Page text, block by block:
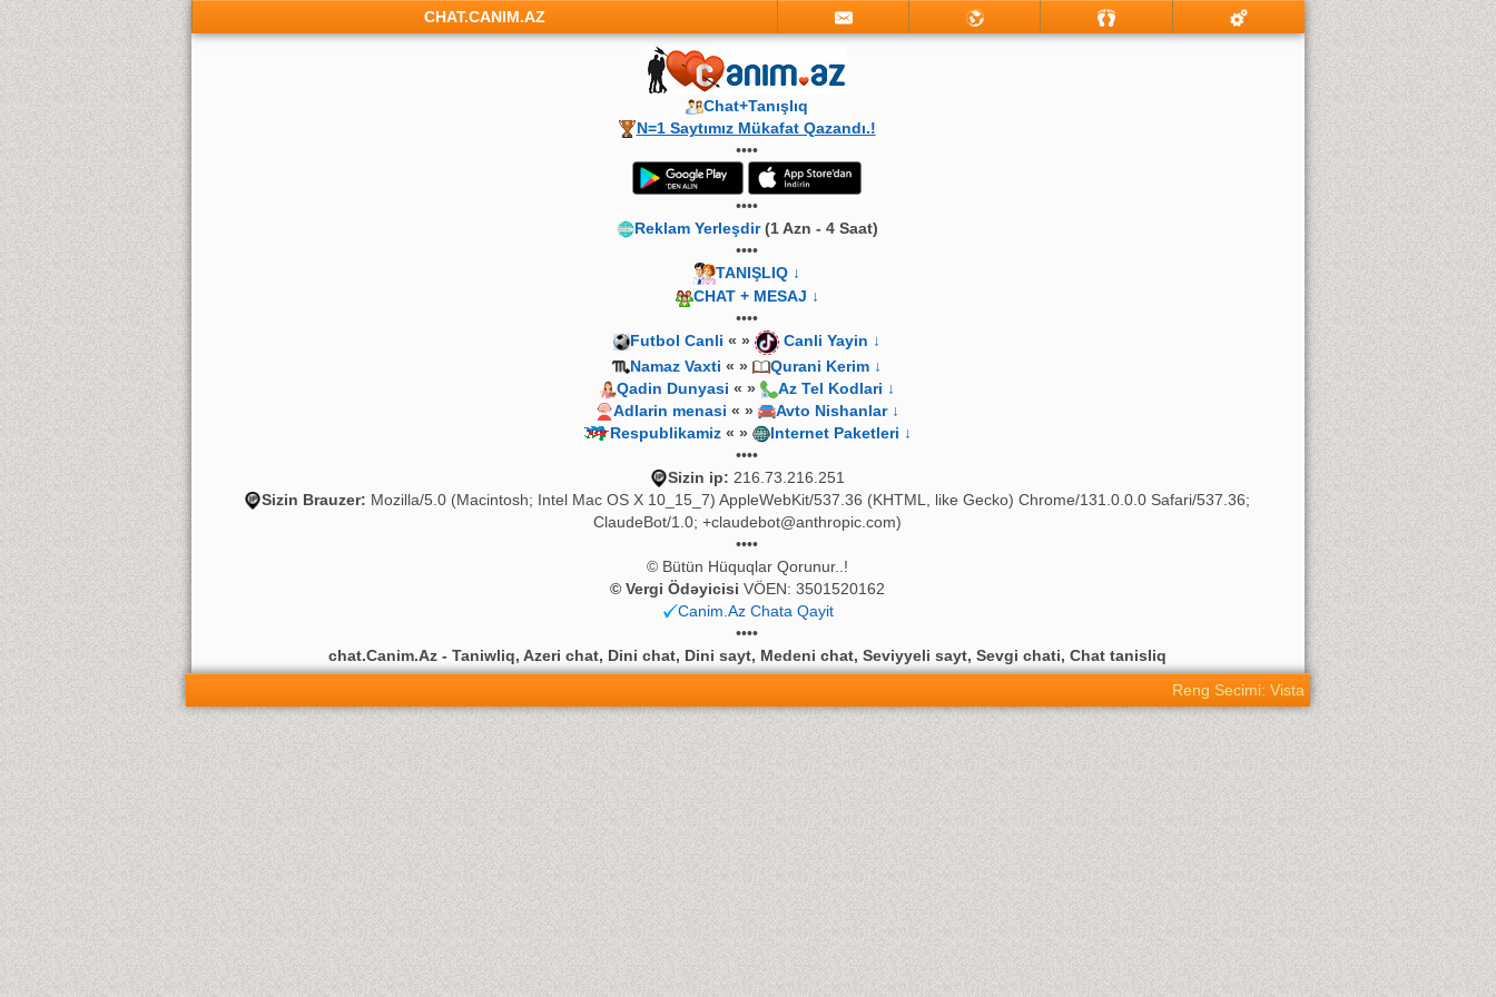
CHAT.CANIM.AZ
Chat+Tanışlıq
N=1 Saytımız Mükafat Qazandı.!
••••
••••
Reklam Yerleşdir(1 Azn - 4 Saat)
••••
TANIŞLIQ ↓
CHAT + MESAJ ↓
••••
Futbol Canli « »
Canli Yayin ↓
Namaz Vaxti « »
Qurani Kerim ↓
Qadin Dunyasi « »
Az Tel Kodlari ↓
Adlarin menasi « »
Avto Nishanlar ↓
Respublikamiz« »
Internet Paketleri ↓
••••
Sizin ip: 216.73.216.251
Sizin Brauzer: Mozilla/5.0 (Macintosh; Intel Mac OS X 10_15_7) AppleWebKit/537.36 (KHTML, like Gecko) Chrome/131.0.0.0 Safari/537.36;
ClaudeBot/1.0; +claudebot@anthropic.com)
••••
© Bütün Hüquqlar Qorunur..!
© Vergi Ödəyicisi VÖEN: 3501520162
Canim.Az Chata Qayit
••••
chat.Canim.Az - Taniwliq, Azeri chat, Dini chat, Dini sayt, Medeni chat, Seviyyeli sayt, Sevgi chati, Chat tanisliq
Reng Secimi: Vista